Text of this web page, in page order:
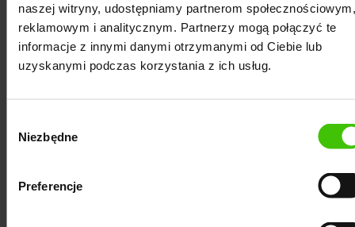
naszej witryny, udostępniamy partnerom społecznościowym,
reklamowym i analitycznym. Partnerzy mogą połączyć te
informacje z innymi danymi otrzymanymi od Ciebie lub
uzyskanymi podczas korzystania z ich usług.
zgody
Niezbędne
Preferencje